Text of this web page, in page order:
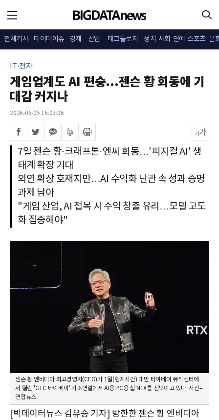
전체기사 데이터이슈 경제 산업 테크놀로지 정치·사회 연예·스포츠 문
IT·전자
게임업계도 AI 편승...젠슨 황 회동에 기
대감 커지나
2026-06-05 16:03:06
7일 젠슨 황-크래프톤·엔씨 회동…'피지컬 AI' 생
태계 확장 기대
외연 확장 호재지만…AI 수익화 난관 속 성과 증명
과제 남아
"게임 산업, AI 접목 시 수익 창출 유리…모델 고도
화 집중해야"
젠슨 황 엔비디아 최고경영자(CEO)가 1일(현지시간) 대만 타이베이 뮤직센터에
서 열린 'GTC 타이베이' 기조연설에서 AI용 PC용 칩 N1X를 선보이고 있다. 사진=
연합뉴스
[빅데이터뉴스 김유승 기자] 방한한 젠슨 황 엔비디아